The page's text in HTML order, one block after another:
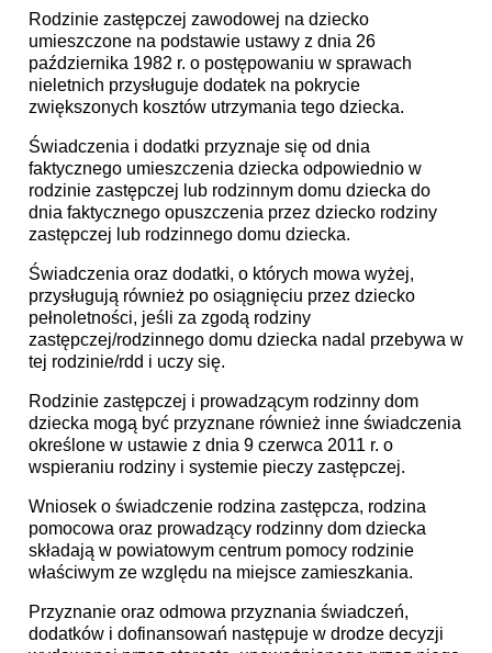
Rodzinie zastępczej zawodowej na dziecko
umieszczone na podstawie ustawy z dnia 26
października 1982 r. o postępowaniu w sprawach
nieletnich przysługuje dodatek na pokrycie
zwiększonych kosztów utrzymania tego dziecka.
Świadczenia i dodatki przyznaje się od dnia
faktycznego umieszczenia dziecka odpowiednio w
rodzinie zastępczej lub rodzinnym domu dziecka do
dnia faktycznego opuszczenia przez dziecko rodziny
zastępczej lub rodzinnego domu dziecka.
Świadczenia oraz dodatki, o których mowa wyżej,
przysługują również po osiągnięciu przez dziecko
pełnoletności, jeśli za zgodą rodziny
zastępczej/rodzinnego domu dziecka nadal przebywa w
tej rodzinie/rdd i uczy się.
Rodzinie zastępczej i prowadzącym rodzinny dom
dziecka mogą być przyznane również inne świadczenia
określone w ustawie z dnia 9 czerwca 2011 r. o
wspieraniu rodziny i systemie pieczy zastępczej.
Wniosek o świadczenie rodzina zastępcza, rodzina
pomocowa oraz prowadzący rodzinny dom dziecka
składają w powiatowym centrum pomocy rodzinie
właściwym ze względu na miejsce zamieszkania.
Przyznanie oraz odmowa przyznania świadczeń,
dodatków i dofinansowań następuje w drodze decyzji